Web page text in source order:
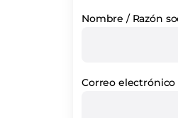
Nombre / Razón
Correo electrónico